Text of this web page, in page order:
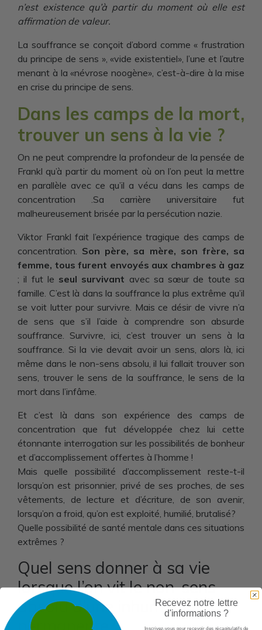
n’est existence qu’à partir du moment où elle est
affirmation de valeur.
La souffrance se conçoit d’abord comme « frustration
du principe de sens », «vide existentiel», l’une et l’autre
menant à la «névrose noogène», c’est-à-dire à la mise
en crise du principe de sens.
Dans les camps de la mort,
trouver un sens à la vie ?
On ne peut comprendre la profondeur de la pensée de
Frankl qu’à partir du moment où on l’on peut la mettre
en parallèle avec ce qu’il a vécu dans les camps de
concentration .Sa carrière universitaire fut
malheureusement brisée par la persécution nazie.
Viktor Frankl fait l’expérience tragique des camps de
concentration.
Son père, sa mère, son frère, sa
femme, tous furent envoyés aux chambres à gaz
; il fut le seul survivant avec sa sœur de toute sa
famille. C’est là dans la souffrance la plus extrême qu’il
se voit lutter pour survivre. Mais ce désir de vivre n’a
de sens que s’il l’aide à comprendre son absurde
souffrance. Survivre, ici, c’est trouver un sens à la
souffrance. Si la vie devait avoir un sens, alors là, ici
même dans le non-sens absolu, il lui fallait trouver son
sens, trouver le sens de la souffrance, le sens de la
mort dans l’infâme.
Et c’est là dans son expérience des camps de
concentration que fut développée chez lui cette
étonnante interrogation sur les possibilités de bonheur
et d’accomplissement offertes à l’homme !
Mais quelle possibilité d’accomplissement reste-t-il
lorsqu’on est prisonnier, privé de ses proches, de ses
vêtements, de lecture et d’écriture, de son avenir,
lorsqu’on a froid, qu’on est exploité, humilié, brutalisé?
Quelle possibilité de santé mentale dans ces situations
extrêmes ?
Quel sens donner à sa vie
lorsque l’on vit le non-sens
absolu d’une inhumanité
permanente?
Recevez notre lettre
d'informations ?
Inscrivez-vous pour recevoir des récapitulatifs de